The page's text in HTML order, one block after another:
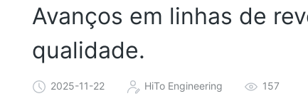
Avanços em linhas de
qualidade.
2025-11-22 HiTo Engineering 157